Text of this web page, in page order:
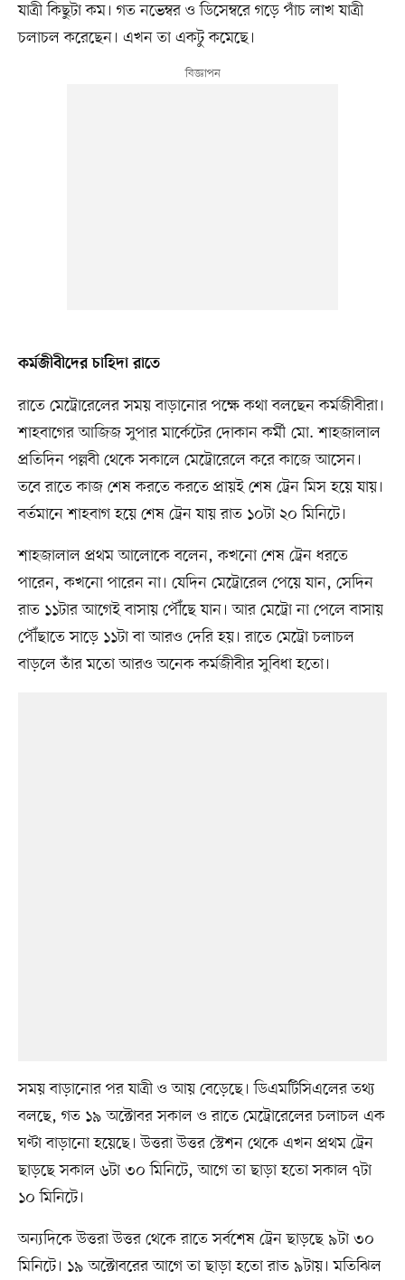
যাত্রী কিছুটা কম। গত নভেম্বর ও ডিসেম্বরে গড়ে পাঁচ লাখ যাত্রী
চলাচল করেছেন। এখন তা একটু কমেছে।
কর্মজীবীদের চাহিদা রাতে
রাতে মেট্রোরেলের সময় বাড়ানোর পক্ষে কথা বলছেন কর্মজীবীরা।
শাহবাগের আজিজ সুপার মার্কেটের দোকান কর্মী মো. শাহজালাল
প্রতিদিন পল্লবী থেকে সকালে মেট্রোরেলে করে কাজে আসেন।
তবে রাতে কাজ শেষ করতে করতে প্রায়ই শেষ ট্রেন মিস হয়ে যায়।
বর্তমানে শাহবাগ হয়ে শেষ ট্রেন যায় রাত ১০টা ২০ মিনিটে।
শাহজালাল প্রথম আলোকে বলেন, কখনো শেষ ট্রেন ধরতে
পারেন, কখনো পারেন না। যেদিন মেট্রোরেল পেয়ে যান, সেদিন
রাত ১১টার আগেই বাসায় পৌঁছে যান। আর মেট্রো না পেলে বাসায়
পৌঁছাতে সাড়ে ১১টা বা আরও দেরি হয়। রাতে মেট্রো চলাচল
বাড়লে তাঁর মতো আরও অনেক কর্মজীবীর সুবিধা হতো।
সময় বাড়ানোর পর যাত্রী ও আয় বেড়েছে। ডিএমটিসিএলের তথ্য
বলছে, গত ১৯ অক্টোবর সকাল ও রাতে মেট্রোরেলের চলাচল এক
ঘণ্টা বাড়ানো হয়েছে। উত্তরা উত্তর স্টেশন থেকে এখন প্রথম ট্রেন
ছাড়ছে সকাল ৬টা ৩০ মিনিটে, আগে তা ছাড়া হতো সকাল ৭টা
১০ মিনিটে।
অন্যদিকে উত্তরা উত্তর থেকে রাতে সর্বশেষ ট্রেন ছাড়ছে ৯টা ৩০
মিনিটে। ১৯ অক্টোবরের আগে তা ছাড়া হতো রাত ৯টায়। মতিঝিল